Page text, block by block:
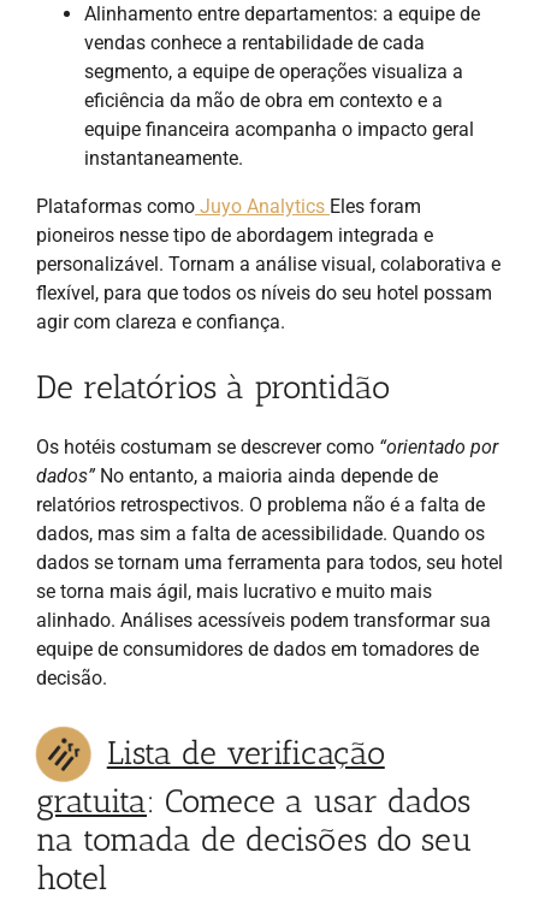
Alinhamento entre departamentos: a equipe de
vendas conhece a rentabilidade de cada
segmento, a equipe de operações visualiza a
eficiência da mão de obra em contexto e a
equipe financeira acompanha o impacto geral
instantaneamente.
Plataformas como Juyo Analytics Eles foram
pioneiros nesse tipo de abordagem integrada e
personalizável. Tornam a análise visual, colaborativa e
flexível, para que todos os níveis do seu hotel possam
agir com clareza e confiança.
De relatórios à prontidão
Os hotéis costumam se descrever como “orientado por
dados”No entanto, a maioria ainda depende de
relatórios retrospectivos. O problema não é a falta de
dados, mas sim a falta de acessibilidade. Quando os
dados se tornam uma ferramenta para todos, seu hotel
se torna mais ágil, mais lucrativo e muito mais
alinhado. Análises acessíveis podem transformar sua
equipe de consumidores de dados em tomadores de
decisão.
Lista de verificação
gratuita: Comece a usar dados
na tomada de decisões do seu
hotel